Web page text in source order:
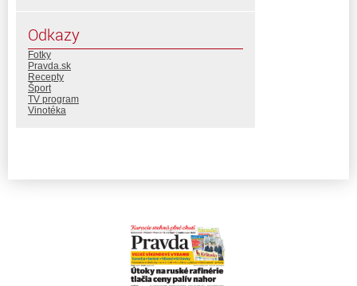
Odkazy
Fotky
Pravda.sk
Recepty
Šport
TV program
Vinotéka